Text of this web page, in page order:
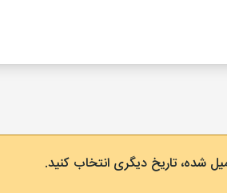
شده، تاریخ دیگری انتخاب کنید.